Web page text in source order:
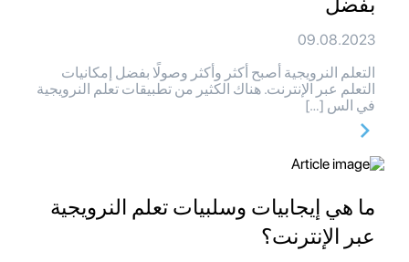
09.08.2023
التعلم النرويجية أصبح أكثر وأكثر وصولًا بفضل إمكانيات
التعلم عبر الإنترنت. هناك الكثير من تطبيقات تعلم النرويجية
في الس […]
ما هي إيجابيات وسلبيات تعلم النرويجية
عبر الإنترنت؟